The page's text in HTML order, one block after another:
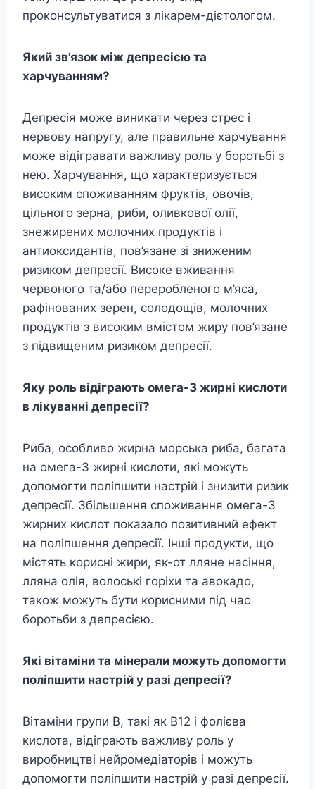
проконсультуватися з лікарем-дієтологом.
Який зв’язок між депресією та
харчуванням?
Депресія може виникати через стрес і
нервову напругу, але правильне харчування
може відігравати важливу роль у боротьбі з
нею. Харчування, що характеризується
високим споживанням фруктів, овочів,
цільного зерна, риби, оливкової олії,
знежирених молочних продуктів і
антиоксидантів, пов’язане зі зниженим
ризиком депресії. Високе вживання
червоного та/або переробленого м’яса,
рафінованих зерен, солодощів, молочних
продуктів з високим вмістом жиру пов’язане
з підвищеним ризиком депресії.
Яку роль відіграють омега-3 жирні кислоти
в лікуванні депресії?
Риба, особливо жирна морська риба, багата
на омега-3 жирні кислоти, які можуть
допомогти поліпшити настрій і знизити ризик
депресії. Збільшення споживання омега-3
жирних кислот показало позитивний ефект
на поліпшення депресії. Інші продукти, що
містять корисні жири, як-от лляне насіння,
лляна олія, волоські горіхи та авокадо,
також можуть бути корисними під час
боротьби з депресією.
Які вітаміни та мінерали можуть допомогти
поліпшити настрій у разі депресії?
Вітаміни групи В, такі як B12 і фолієва
кислота, відіграють важливу роль у
виробництві нейромедіаторів і можуть
допомогти поліпшити настрій у разі депресії.